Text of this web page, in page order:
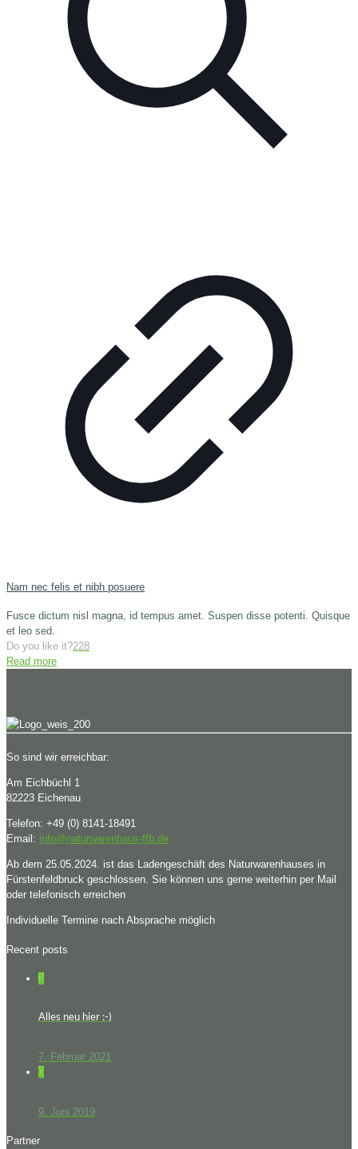
Nam nec felis et nibh posuere
Fusce dictum nisl magna, id tempus amet. Suspen disse potenti. Quisque
et leo sed.
Do you like it?228
Read more
So sind wir erreichbar:
Am Eichbüchl 1
82223 Eichenau
Telefon: +49 (0) 8141-18491
Email: info@naturwarenhaus-ffb.de
Ab dem 25.05.2024. ist das Ladengeschäft des Naturwarenhauses in
Fürstenfeldbruck geschlossen. Sie können uns gerne weiterhin per Mail
oder telefonisch erreichen
Individuelle Termine nach Absprache möglich
Recent posts
1
Alles neu hier :-)
7. Februar 2021
0
9. Juni 2019
Partner